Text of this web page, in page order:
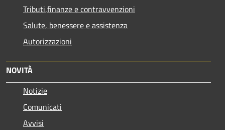
Tributi,finanze e contravvenzioni
Salute, benessere e assistenza
Autorizzazioni
NOVITÀ
Notizie
Comunicati
Avvisi